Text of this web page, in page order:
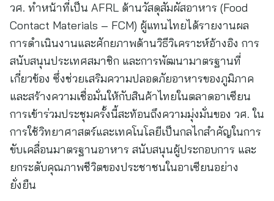
วศ. ทำหน้าที่เป็น AFRL ด้านวัสดุสัมผัสอาหาร (Food
Contact Materials – FCM) ผู้แทนไทยได้รายงานผล
การดำเนินงานและศักยภาพด้านวิธีวิเคราะห์อ้างอิง การ
สนับสนุนประเทศสมาชิก และการพัฒนามาตรฐานที่
เกี่ยวข้อง ซึ่งช่วยเสริมความปลอดภัยอาหารของภูมิภาค
และสร้างความเชื่อมั่นให้กับสินค้าไทยในตลาดอาเซียน
การเข้าร่วมประชุมครั้งนี้สะท้อนถึงความมุ่งมั่นของ วศ. ใน
การใช้วิทยาศาสตร์และเทคโนโลยีเป็นกลไกสำคัญในการ
ขับเคลื่อนมาตรฐานอาหาร สนับสนุนผู้ประกอบการ และ
ยกระดับคุณภาพชีวิตของประชาชนในอาเซียนอย่าง
ยั่งยืน